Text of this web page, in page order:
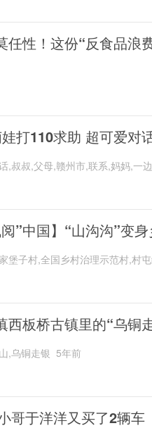
任性！这份“反食品浪
打110求助 超可爱对
,叔叔,父母,赣州市,联系,妈妈,一
阅”中国】“山沟沟”变
堡子村,全国乡村治理示范村,村
西板桥古镇里的“乌铜
,乌铜走银 5年前
哥于洋洋又买了2辆车